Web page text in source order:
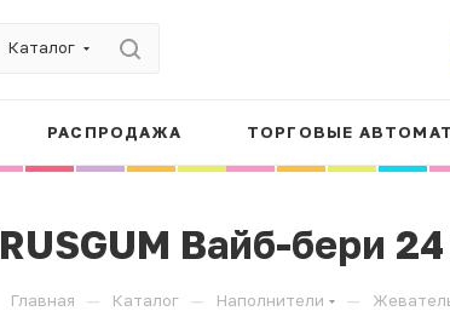
Каталог
РАСПРОДАЖА ТОРГОВЫЕ
RUSGUM Вайб-бери
Главная — Каталог — Наполнители —